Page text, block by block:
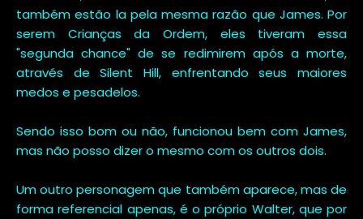
também estão la pela mesma razão que James. Por
serem Crianças da Ordem, eles tiveram essa
"segunda chance" de se redimirem após a morte,
através de Silent Hill, enfrentando seus maiores
medos e pesadelos.
Sendo isso bom ou não, funcionou bem com James,
mas não posso dizer o mesmo com os outros dois.
Um outro personagem que também aparece, mas de
forma referencial apenas, é o próprio Walter, que por